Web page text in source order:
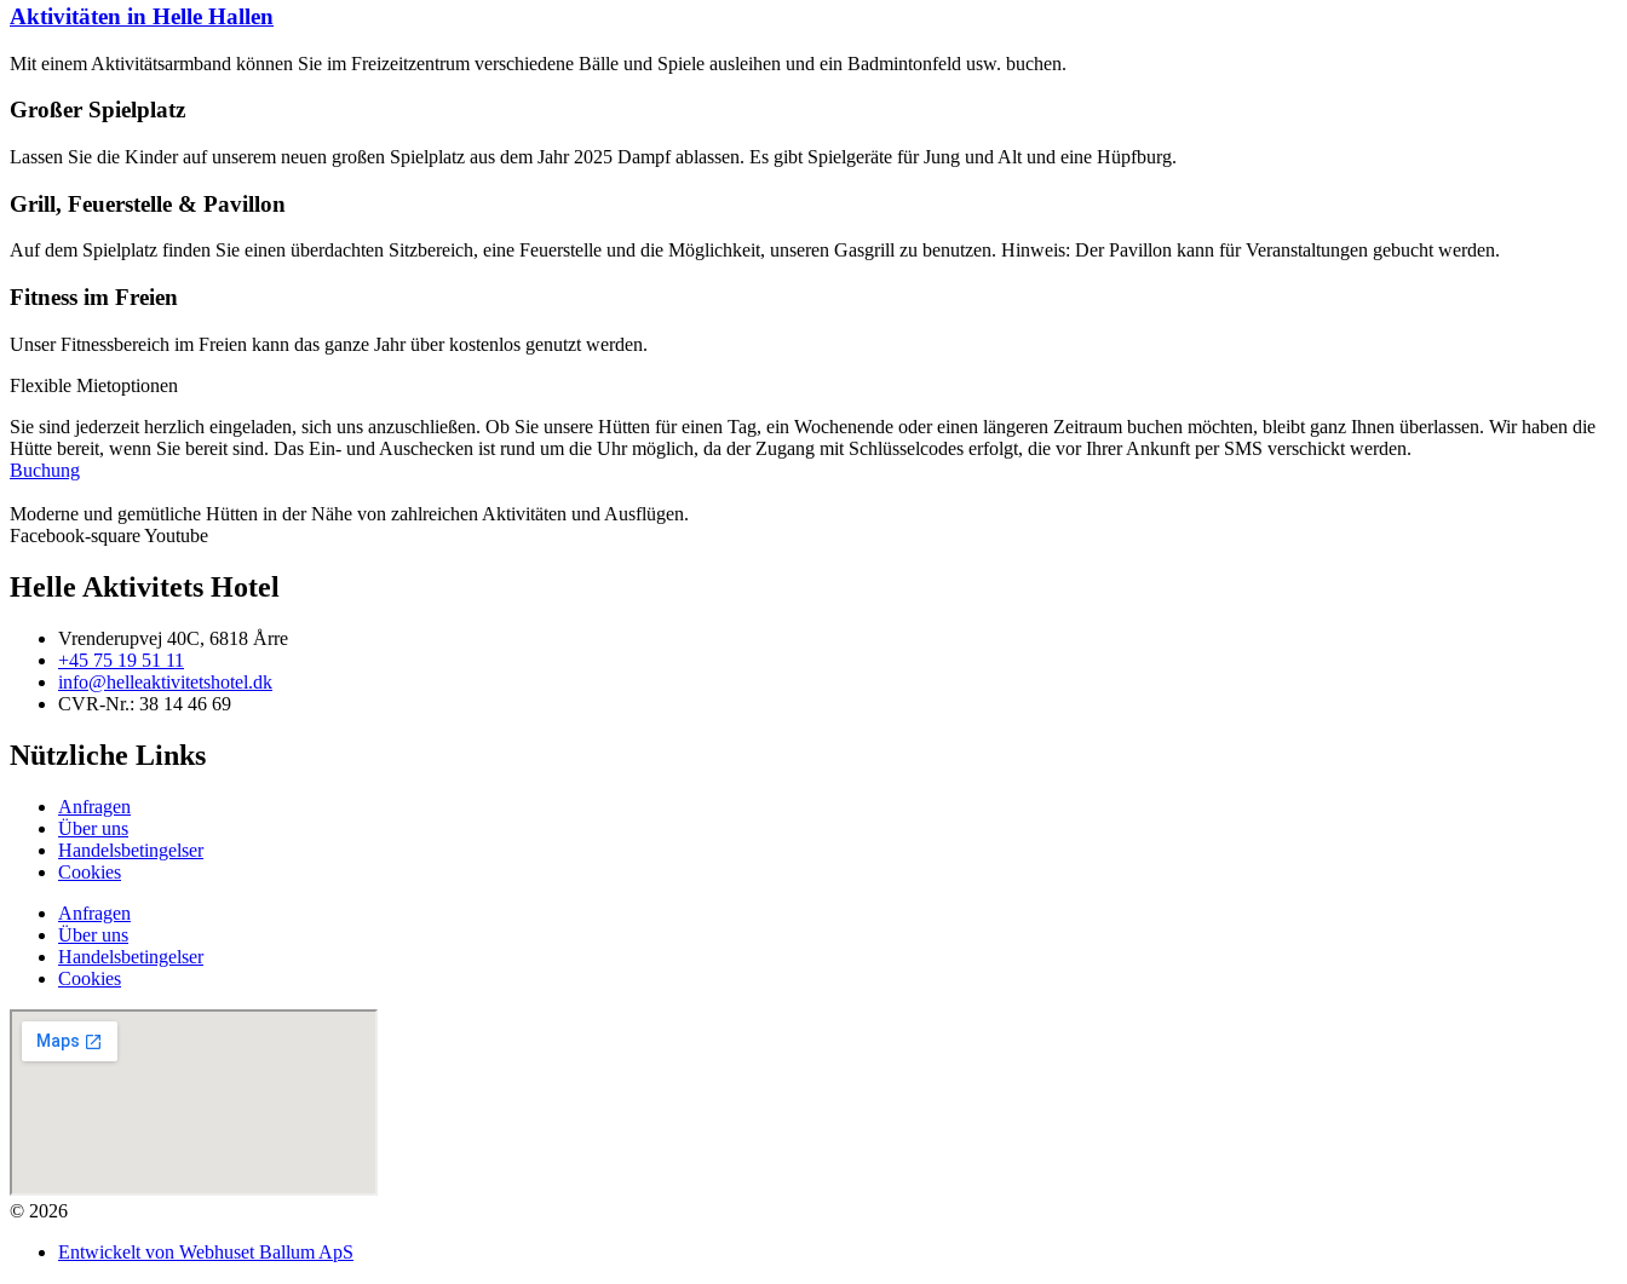
Aktivitäten in Helle Hallen
Mit einem Aktivitätsarmband können Sie im Freizeitzentrum verschiedene Bälle und Spiele ausleihen und ein Badmintonfeld usw. buchen.
Großer Spielplatz
Lassen Sie die Kinder auf unserem neuen großen Spielplatz aus dem Jahr 2025 Dampf ablassen. Es gibt Spielgeräte für Jung und Alt und eine Hüpfburg.
Grill, Feuerstelle & Pavillon
Auf dem Spielplatz finden Sie einen überdachten Sitzbereich, eine Feuerstelle und die Möglichkeit, unseren Gasgrill zu benutzen. Hinweis: Der Pavillon kann für Veranstaltungen gebucht werden.
Fitness im Freien
Unser Fitnessbereich im Freien kann das ganze Jahr über kostenlos genutzt werden.
Flexible Mietoptionen
Sie sind jederzeit herzlich eingeladen, sich uns anzuschließen. Ob Sie unsere Hütten für einen Tag, ein Wochenende oder einen längeren Zeitraum buchen möchten, bleibt ganz Ihnen überlassen. Wir haben die
Hütte bereit, wenn Sie bereit sind. Das Ein- und Auschecken ist rund um die Uhr möglich, da der Zugang mit Schlüsselcodes erfolgt, die vor Ihrer Ankunft per SMS verschickt werden.
Buchung
Moderne und gemütliche Hütten in der Nähe von zahlreichen Aktivitäten und Ausflügen.
Facebook-squareYoutube
Helle Aktivitets Hotel
Vrenderupvej 40C, 6818 Årre
+45 75 19 51 11
info@helleaktivitetshotel.dk
CVR-Nr.: 38 14 46 69
Nützliche Links
Anfragen
Über uns
Handelsbetingelser
Cookies
Anfragen
Über uns
Handelsbetingelser
Cookies
© 2026
Entwickelt von Webhuset Ballum ApS